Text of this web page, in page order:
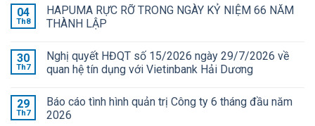
04
Th8
HAPUMA RỰC RỠ TRONG NGÀY KỶ NIỆM 66 NĂM
THÀNH LẬP
30
Th7
Nghị quyết HĐQT số 15/2026 ngày 29/7/2026 về
quan hệ tín dụng với Vietinbank Hải Dương
29
Th7
Báo cáo tình hình quản trị Công ty 6 tháng đầu năm
2026